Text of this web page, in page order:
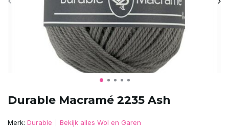
Durable Macramé 2235 Ash
Merk: Durable Bekijk alles Wol en Garen